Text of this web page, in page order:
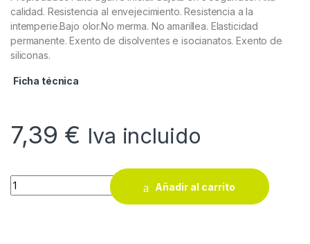
calidad. Resistencia al envejecimiento. Resistencia a la
intemperie.Bajo olor.No merma. No amarillea. Elasticidad
permanente. Exento de disolventes e isocianatos. Exento de
siliconas.
Ficha técnica
7,39 € Iva incluido
Adhesivo Fija + Plus Turbo Quiadsa 290 ml gris quantity
Añadir al carrito